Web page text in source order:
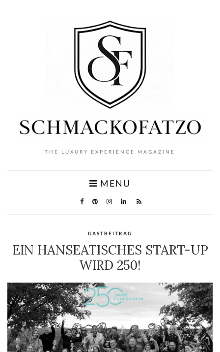
THE LUXURY EXPERIENCE MAGAZINE
MENU
GASTBEITRAG
EIN HANSEATISCHES START-UP
WIRD 250!